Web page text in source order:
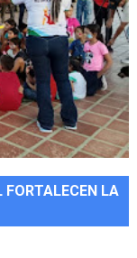
FORTALECEN LA